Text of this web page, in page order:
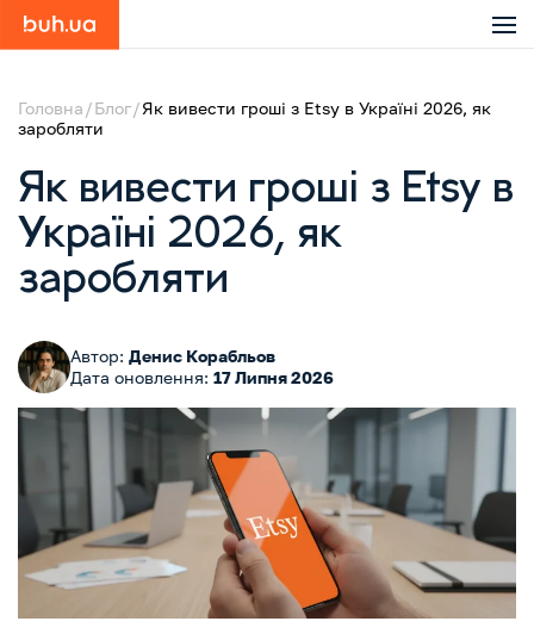
Головна Блог Як вивести гроші з Etsy в Україні 2026, як
заробляти
Як вивести гроші з Etsy в
Україні 2026, як
заробляти
Автор: Денис Корабльов
Дата оновлення: 17 Липня 2026